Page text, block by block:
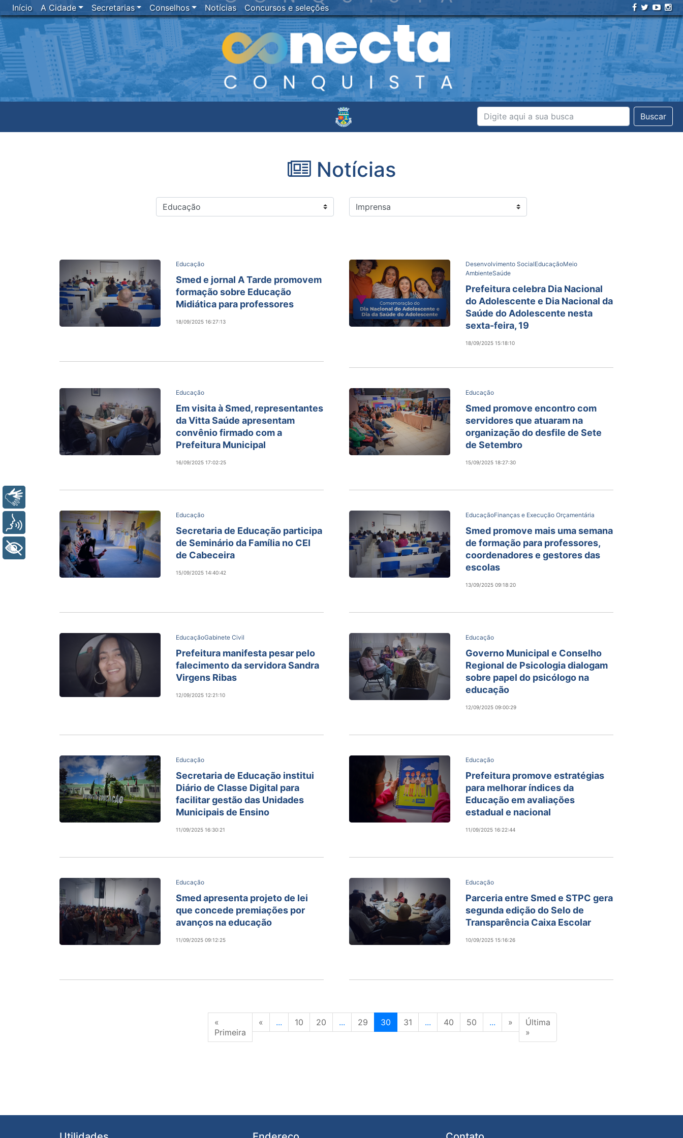
Início A Cidade Secretarias Conselhos Notícias Concursos e seleções
Buscar
Notícias
Educação
Smed e jornal A Tarde promovem
formação sobre Educação
Midiática para professores
18/09/2025 16:27:13
Desenvolvimento SocialEducaçãoMeio
AmbienteSaúde
Prefeitura celebra Dia Nacional
do Adolescente e Dia Nacional da
Saúde do Adolescente nesta
sexta-feira, 19
18/09/2025 15:18:10
Educação
Em visita à Smed, representantes
da Vitta Saúde apresentam
convênio firmado com a
Prefeitura Municipal
16/09/2025 17:02:25
Educação
Smed promove encontro com
servidores que atuaram na
organização do desfile de Sete
de Setembro
15/09/2025 18:27:30
Educação
Secretaria de Educação participa
de Seminário da Família no CEI
de Cabeceira
15/09/2025 14:40:42
EducaçãoFinanças e Execução Orçamentária
Smed promove mais uma semana
de formação para professores,
coordenadores e gestores das
escolas
13/09/2025 09:18:20
EducaçãoGabinete Civil
Prefeitura manifesta pesar pelo
falecimento da servidora Sandra
Virgens Ribas
12/09/2025 12:21:10
Educação
Governo Municipal e Conselho
Regional de Psicologia dialogam
sobre papel do psicólogo na
educação
12/09/2025 09:00:29
Educação
Secretaria de Educação institui
Diário de Classe Digital para
facilitar gestão das Unidades
Municipais de Ensino
11/09/2025 16:30:21
Educação
Prefeitura promove estratégias
para melhorar índices da
Educação em avaliações
estadual e nacional
11/09/2025 16:22:44
Educação
Smed apresenta projeto de lei
que concede premiações por
avanços na educação
11/09/2025 09:12:25
Educação
Parceria entre Smed e STPC gera
segunda edição do Selo de
Transparência Caixa Escolar
10/09/2025 15:16:26
«
Primeira
« ... 10 20 ... 29 30 31 ... 40 50 ... »
Última
»
+ Acessibilidade